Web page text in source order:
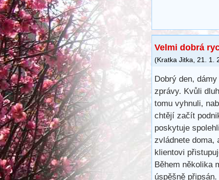
Velmi dobrá
(Kratka Jitka, 21. 1.
Dobrý den,
zprávy. Kvůli
tomu vyhnuli,
chtějí začít
poskytuje
zvládnete doma,
klientovi
Během několika
úspěšně